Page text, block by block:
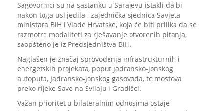
Sagovornici su na sastanku u Sarajevu istakli da bi
nakon toga uslijedila i zajednička sjednica Savjeta
ministara BiH i Vlade Hrvatske, koja će biti prilika da se
razmotre modaliteti za rješavanje otvorenih pitanja,
saopšteno je iz Predsjedništva BiH.
Naglašen je značaj sprovođenja infrastrukturnih i
energetskih projekata, poput Jadransko-jonskog
autoputa, Jadransko-jonskog gasovoda, te mostova
preko rijeke Save na Svilaju i Gradišci.
Važan prioritet u bilateralnim odnosima ostaje